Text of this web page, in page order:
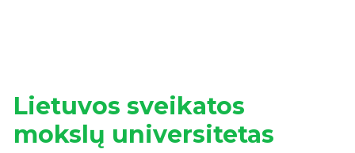
Lietuvos sveikatos
mokslų universitetas